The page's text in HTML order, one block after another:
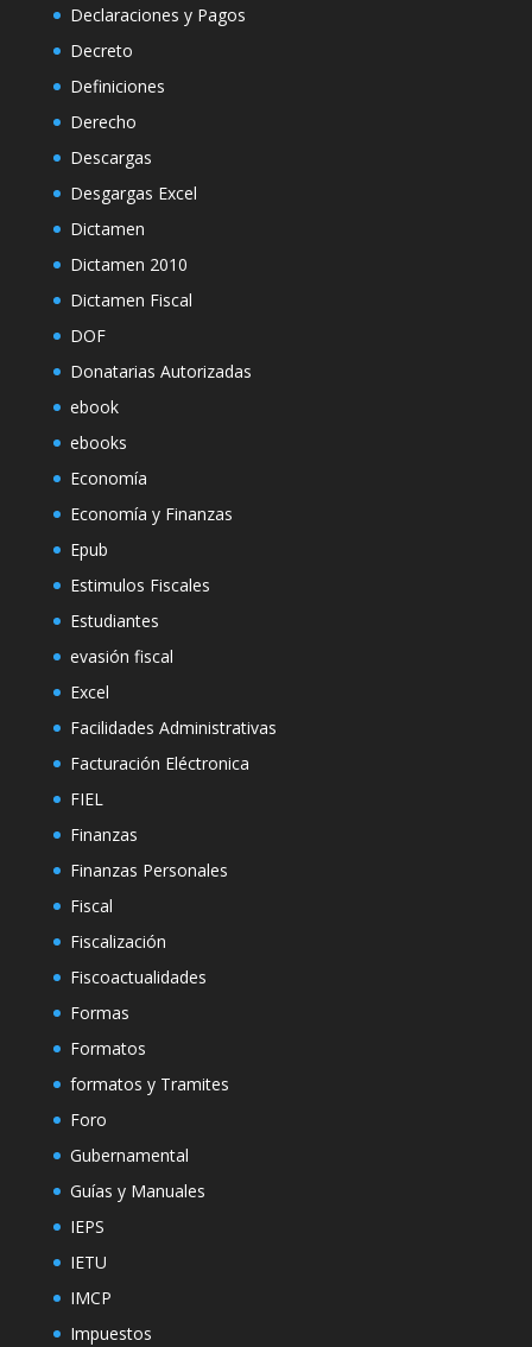
Declaraciones y Pagos
Decreto
Definiciones
Derecho
Descargas
Desgargas Excel
Dictamen
Dictamen 2010
Dictamen Fiscal
DOF
Donatarias Autorizadas
ebook
ebooks
Economía
Economía y Finanzas
Epub
Estimulos Fiscales
Estudiantes
evasión fiscal
Excel
Facilidades Administrativas
Facturación Eléctronica
FIEL
Finanzas
Finanzas Personales
Fiscal
Fiscalización
Fiscoactualidades
Formas
Formatos
formatos y Tramites
Foro
Gubernamental
Guías y Manuales
IEPS
IETU
IMCP
Impuestos